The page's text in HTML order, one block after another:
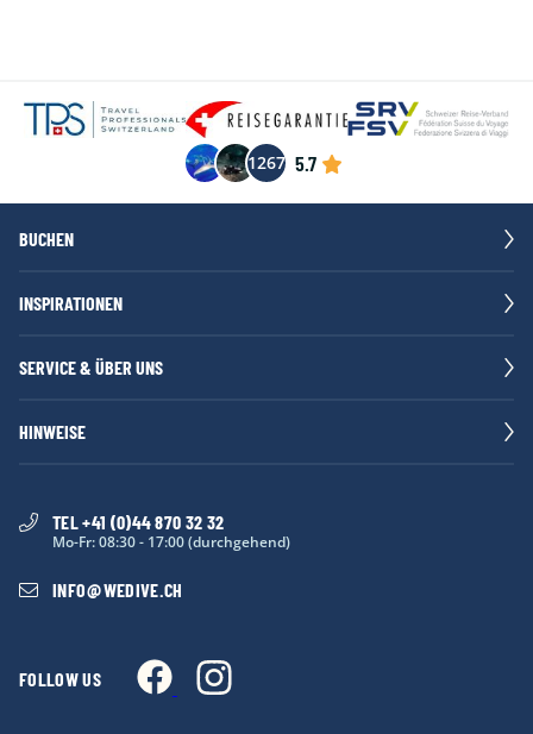
Tauchgänge
Inkl. Tank und Blei
210 210
CHF
210
CHF
210
210
Tauchpaket - 4 Tage / 8
CHF
280
CHF
280
Tauchgänge
1267 5.7
BUCHEN
INSPIRATIONEN
SERVICE & ÜBER UNS
HINWEISE
TEL +41 (0)44 870 32 32
Mo-Fr: 08:30 - 17:00 (durchgehend)
INFO@WEDIVE.CH
FOLLOW US